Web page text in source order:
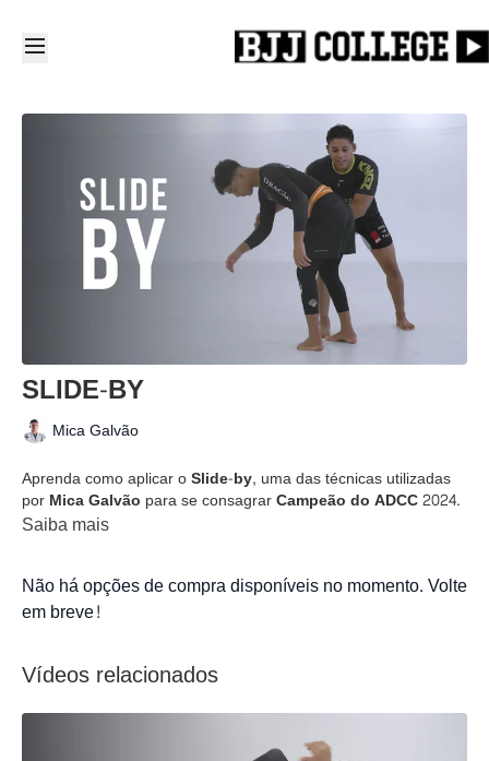
SLIDE-BY
Mica Galvão
Aprenda como aplicar oSlide-by, uma das técnicas utilizadas
por Mica Galvão para se consagrarCampeão do ADCC 2024.
Saiba mais
Não há opções de compra disponíveis no momento. Volte
em breve!
Vídeos relacionados